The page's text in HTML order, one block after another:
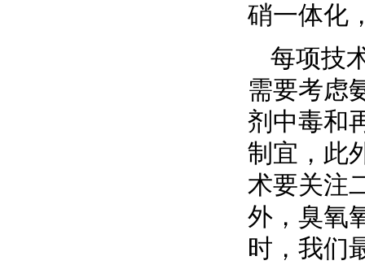
硝一体化
每项技
需要考虑
剂中毒和
制宜，此
术要关注
外，臭氧
时，我们